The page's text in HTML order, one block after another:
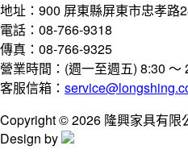
地址：900 屏東縣屏東市忠孝路
電話：08-766-9318
傳真：08-766-9325
營業時間：(週一至週五) 8:30 ～
客服信箱：
Copyright © 2026 隆興家具有限
Design by